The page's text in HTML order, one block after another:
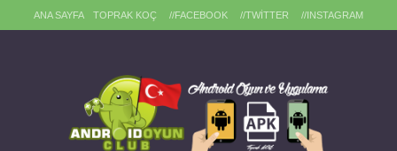
ANA SAYFA TOPRAK KOÇ //FACEBOOK //TWITTER //INSTAGRAM